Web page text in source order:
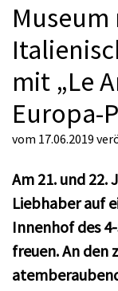
mit „Le
Europa-
vom 17.06.2019
Am 21. und 22.
Liebhaber auf
Innenhof des
freuen. An den